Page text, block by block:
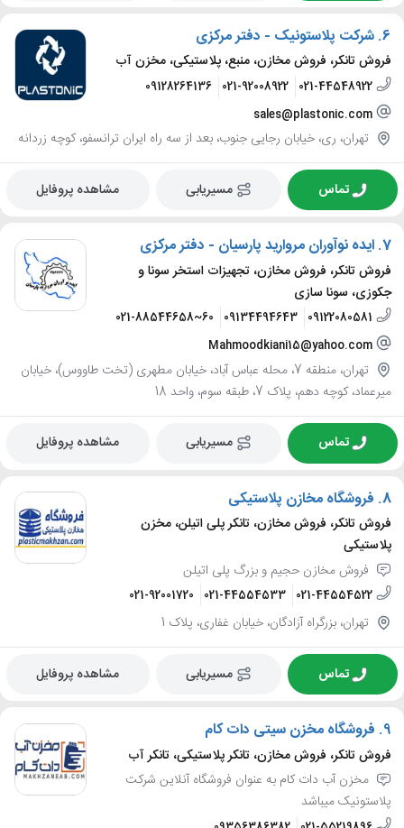
6. شرکت پلاستونیک - دفتر مرکزی
فروش تانکر، فروش مخازن، منبع، پلاستیکی، مخزن آب
021-44548922
021-92008922
09128264136
sales@plastonic.com
تهران، ری، خیابان رجایی جنوب، بعد از سه راه ایران ترانسفو، کوچه زردانه
تماس مسیریابی مشاهده پروفایل
7. ایده نوآوران مروارید پارسیان - دفتر مرکزی
فروش تانکر، فروش مخازن، تجهیزات استخر سونا و
جکوزی، سونا سازی
09122080581
09134494643
021-88544658~60
Mahmoodkiani15@yahoo.com
تهران، منطقه 7، محله عباس آباد، خیابان مطهری (تخت طاووس)، خیابان
میرعماد، کوچه دهم، پلاک 7، طبقه سوم، واحد 18
تماس مسیریابی مشاهده پروفایل
8. فروشگاه مخازن پلاستیکی
فروش تانکر، فروش مخازن، تانکر پلی اتیلن، مخزن
پلاستیکی
فروش مخازن حجیم و بزرگ پلی اتیلن
021-44554522
021-44554533
021-92001720
تهران، بزرگراه آزادگان، خیابان غفاری، پلاک 1
تماس مسیریابی مشاهده پروفایل
9. فروشگاه مخزن سیتی دات کام
فروش تانکر، فروش مخازن، تانکر پلاستیکی، تانکر آب
مخزن آب دات کام به عنوان فروشگاه آنلاین شرکت
پلاستونیک میباشد